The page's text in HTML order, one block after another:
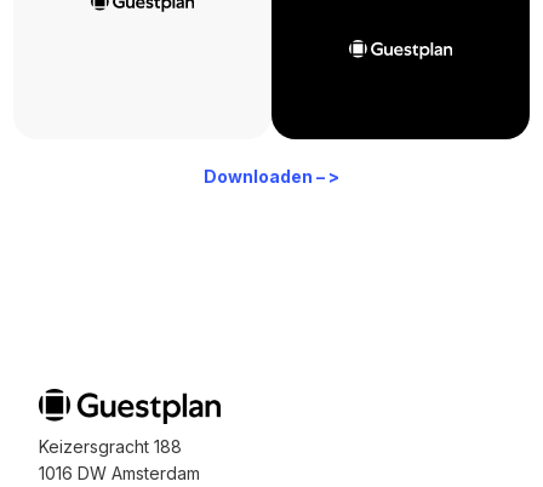
Downloaden – >
Keizersgracht 188
1016 DW Amsterdam